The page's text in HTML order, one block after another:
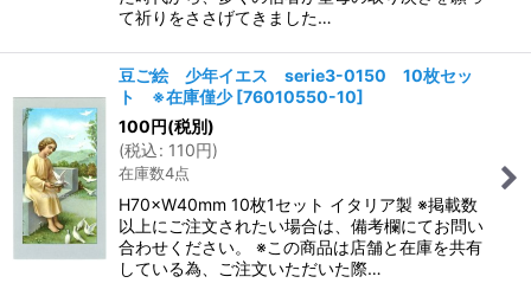
て祈りをささげてきました…
豆ご絵 少年イエス serie3-0150 10枚セッ
ト ※在庫僅少 [76010550-10]
100円(税別)
(税込: 110円)
在庫数4点
H70×W40mm 10枚1セット イタリア製 ※掲載数
以上にご注文されたい場合は、備考欄にてお問い
合わせください。 ※この商品は店舗と在庫を共有
している為、ご注文いただいた際…